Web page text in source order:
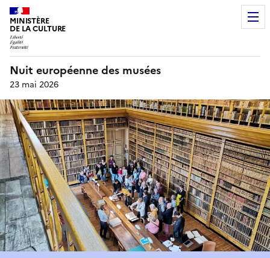
MINISTÈRE
DE LA CULTURE
Nuit européenne des musées
23 mai 2026